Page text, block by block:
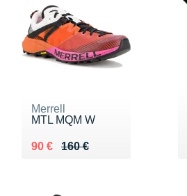
Merrell
MTL MQM W
160 €
Au lieu de 160 €
90 €
Vendu 90 €